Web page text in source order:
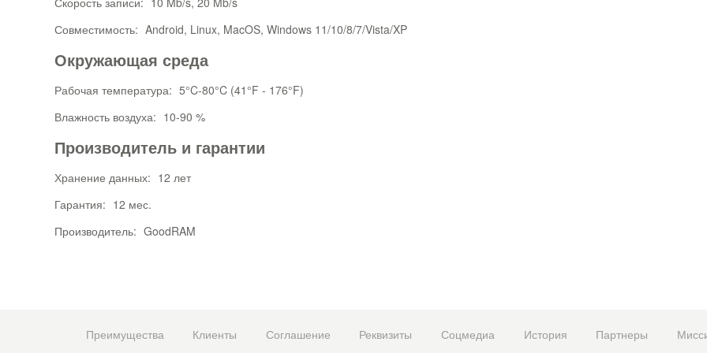
Совместимость: Android, Linux, MacOS, Windows 11/10/8/7/Vista/XP
Окружающая среда
Рабочая температура: 5°C-80°C (41°F - 176°F)
Влажность воздуха: 10-90 %
Производитель и гарантии
Хранение данных: 12 лет
Гарантия: 12 мес.
Производитель: GoodRAM
Преимущества Клиенты Соглашение Реквизиты Соцмедиа История Партнеры